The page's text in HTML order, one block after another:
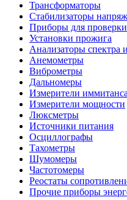
Трансформаторы
Стабилизаторы
Приборы для проверки
Установки прожига
Анализаторы спектра
Анемометры
Виброметры
Дальномеры
Измерители иммитанса
Измерители мощности
Люксметры
Источники питания
Осциллографы
Тахометры
Шумомеры
Частотомеры
Реостаты
Прочие приборы